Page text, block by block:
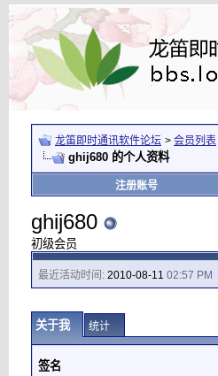
龙笛即时通讯软件论坛 > 会员列表
ghij680 的个人资料
注册账号
ghij680
初级会员
最近活动时间: 2010-08-11 02:57 PM
关于我 统计
签名